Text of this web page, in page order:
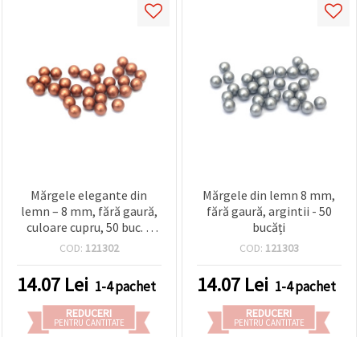
Mărgele elegante din
lemn – 8 mm, fără gaură,
culoare cupru, 50 buc. –
perfecte pentru
proiecte artistice și
accesorii fashion
COD: 121302
14.07 Lei 1-4 pachet
REDUCERI
PENTRU CANTITATE
Mărgele din lemn 8 mm,
fără gaură, argintii - 50
bucăți
COD: 121303
14.07 Lei 1-4 pachet
REDUCERI
PENTRU CANTITATE